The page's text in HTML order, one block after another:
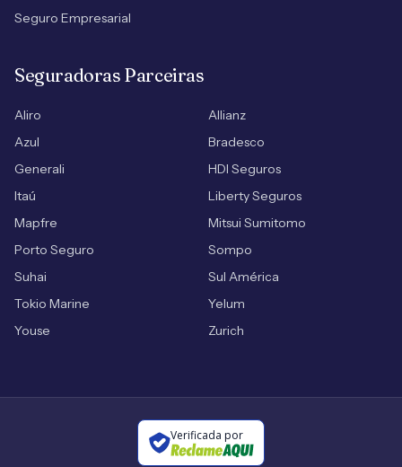
Seguro Empresarial
Seguradoras Parceiras
Aliro
Allianz
Azul
Bradesco
Generali
HDI Seguros
Itaú
Liberty Seguros
Mapfre
Mitsui Sumitomo
Porto Seguro
Sompo
Suhai
Sul América
Tokio Marine
Yelum
Youse
Zurich
Verificada por